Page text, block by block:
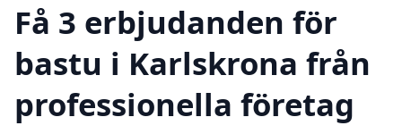
Få 3 erbjudanden för
bastu i Karlskrona från
professionella företag